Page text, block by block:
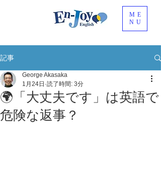
ME
NU
記事
🌍「大丈夫です」は英語で
危険な返事？
George Akasaka
1月24日 読了時間: 3分